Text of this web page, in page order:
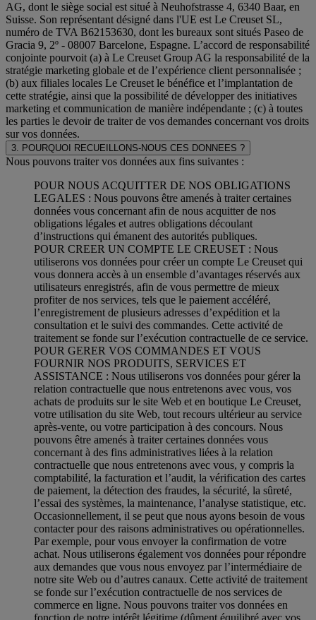
AG, dont le siège social est situé à Neuhofstrasse 4, 6340 Baar, en
Suisse. Son représentant désigné dans l'UE est Le Creuset SL,
numéro de TVA B62153630, dont les bureaux sont situés Paseo de
Gracia 9, 2º - 08007 Barcelone, Espagne. L’accord de responsabilité
conjointe pourvoit (a) à Le Creuset Group AG la responsabilité de la
stratégie marketing globale et de l’expérience client personnalisée ;
(b) aux filiales locales Le Creuset le bénéfice et l’implantation de
cette stratégie, ainsi que la possibilité de développer des initiatives
marketing et communication de manière indépendante ; (c) à toutes
les parties le devoir de traiter de vos demandes concernant vos droits
sur vos données.
3. POURQUOI RECUEILLONS-NOUS CES DONNEES ?
Nous pouvons traiter vos données aux fins suivantes :
POUR NOUS ACQUITTER DE NOS OBLIGATIONS
LEGALES : Nous pouvons être amenés à traiter certaines
données vous concernant afin de nous acquitter de nos
obligations légales et autres obligations découlant
d’instructions qui émanent des autorités publiques.
POUR CREER UN COMPTE LE CREUSET : Nous
utiliserons vos données pour créer un compte Le Creuset qui
vous donnera accès à un ensemble d’avantages réservés aux
utilisateurs enregistrés, afin de vous permettre de mieux
profiter de nos services, tels que le paiement accéléré,
l’enregistrement de plusieurs adresses d’expédition et la
consultation et le suivi des commandes. Cette activité de
traitement se fonde sur l’exécution contractuelle de ce service.
POUR GERER VOS COMMANDES ET VOUS
FOURNIR NOS PRODUITS, SERVICES ET
ASSISTANCE : Nous utiliserons vos données pour gérer la
relation contractuelle que nous entretenons avec vous, vos
achats de produits sur le site Web et en boutique Le Creuset,
votre utilisation du site Web, tout recours ultérieur au service
après-vente, ou votre participation à des concours. Nous
pouvons être amenés à traiter certaines données vous
concernant à des fins administratives liées à la relation
contractuelle que nous entretenons avec vous, y compris la
comptabilité, la facturation et l’audit, la vérification des cartes
de paiement, la détection des fraudes, la sécurité, la sûreté,
l’essai des systèmes, la maintenance, l’analyse statistique, etc.
Occasionnellement, il se peut que nous ayons besoin de vous
contacter pour des raisons administratives ou opérationnelles.
Par exemple, pour vous envoyer la confirmation de votre
achat. Nous utiliserons également vos données pour répondre
aux demandes que vous nous envoyez par l’intermédiaire de
notre site Web ou d’autres canaux. Cette activité de traitement
se fonde sur l’exécution contractuelle de nos services de
commerce en ligne. Nous pouvons traiter vos données en
fonction de notre intérêt légitime (dûment équilibré avec vos